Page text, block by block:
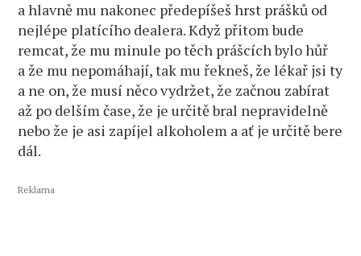
a hlavně mu nakonec předepíšeš hrst prášků od
nejlépe platícího dealera. Když přitom bude
remcat, že mu minule po těch prášcích bylo hůř
a že mu nepomáhají, tak mu řekneš, že lékař jsi ty
a ne on, že musí něco vydržet, že začnou zabírat
až po delším čase, že je určitě bral nepravidelně
nebo že je asi zapíjel alkoholem a ať je určitě bere
dál.
Reklama